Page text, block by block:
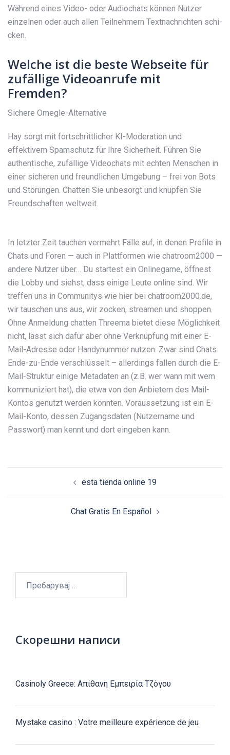
Während eines Video- oder Audiochats können Nutzer
einzelnen oder auch allen Teilnehmern Text­nach­richten schi­
cken.
Welche ist die beste Webseite für
zufällige Videoanrufe mit
Fremden?
Sichere Omegle-Alternative
Hay sorgt mit fortschrittlicher KI-Moderation und
effektivem Spamschutz für Ihre Sicherheit. Führen Sie
authentische, zufällige Videochats mit echten Menschen in
einer sicheren und freundlichen Umgebung – frei von Bots
und Störungen. Chatten Sie unbesorgt und knüpfen Sie
Freundschaften weltweit.
In letzter Zeit tauchen vermehrt Fälle auf, in denen Profile in
Chats und Foren — auch in Plattformen wie chatroom2000 —
andere Nutzer über… Du startest ein Onlinegame, öffnest
die Lobby und siehst, dass einige Leute online sind. Wir
treffen uns in Communitys wie hier bei chatroom2000.de,
wir tauschen uns aus, wir zocken, streamen und shoppen.
Ohne Anmeldung chatten Threema bietet diese Möglichkeit
nicht, lässt sich dafür aber ohne Verknüpfung mit einer E-
Mail-Adresse oder Handynummer nutzen. Zwar sind Chats
Ende-zu-Ende verschlüsselt – allerdings fallen durch die E-
Mail-Struktur einige Metadaten an (z.B. wer wann mit wem
kommuniziert hat), die etwa von den Anbietern des Mail-
Kontos genutzt werden könnten. Voraussetzung ist ein E-
Mail-Konto, dessen Zugangsdaten (Nutzername und
Passwort) man kennt und dort eingeben kann.
esta tienda online 19
Chat Gratis En Español
Скорешни написи
Casinoly Greece: Απίθανη Εμπειρία Τζόγου
Mystake casino : Votre meilleure expérience de jeu